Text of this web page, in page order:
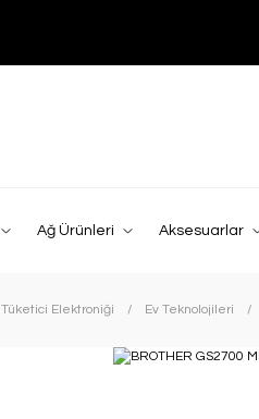
Ağ Ürünleri Aksesuarlar
Tüketici Elektroniği Ev Teknolojileri